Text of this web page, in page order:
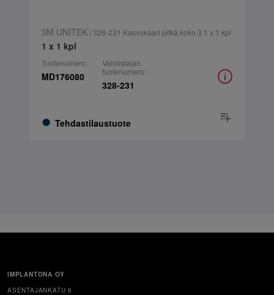
3M UNITEK| 328-231 Kasvokaari pitkä koko 3 1 x 1 kpl
1 x 1 kpl
Tuotenumero:
MD176080
Tehdastilaustuote
Valmistajan
tuotenumero:
328-231
IMPLANTONA OY
ASENTAJANKATU 6